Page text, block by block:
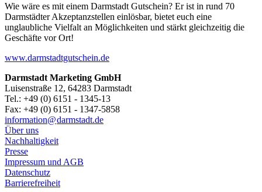
Wie wäre es mit einem Darmstadt Gutschein? Er ist in rund 70
Darmstädter Akzeptanzstellen einlösbar, bietet euch eine
unglaubliche Vielfalt an Möglichkeiten und stärkt gleichzeitig die
Geschäfte vor Ort!
www.darmstadtgutschein.de
Darmstadt Marketing GmbH
Luisenstraße 12, 64283 Darmstadt
Tel.: +49 (0) 6151 - 1345-13
Fax: +49 (0) 6151 - 1347-5858
information@darmstadt.de
Über uns
Nachhaltigkeit
Presse
Impressum und AGB
Datenschutz
Barrierefreiheit